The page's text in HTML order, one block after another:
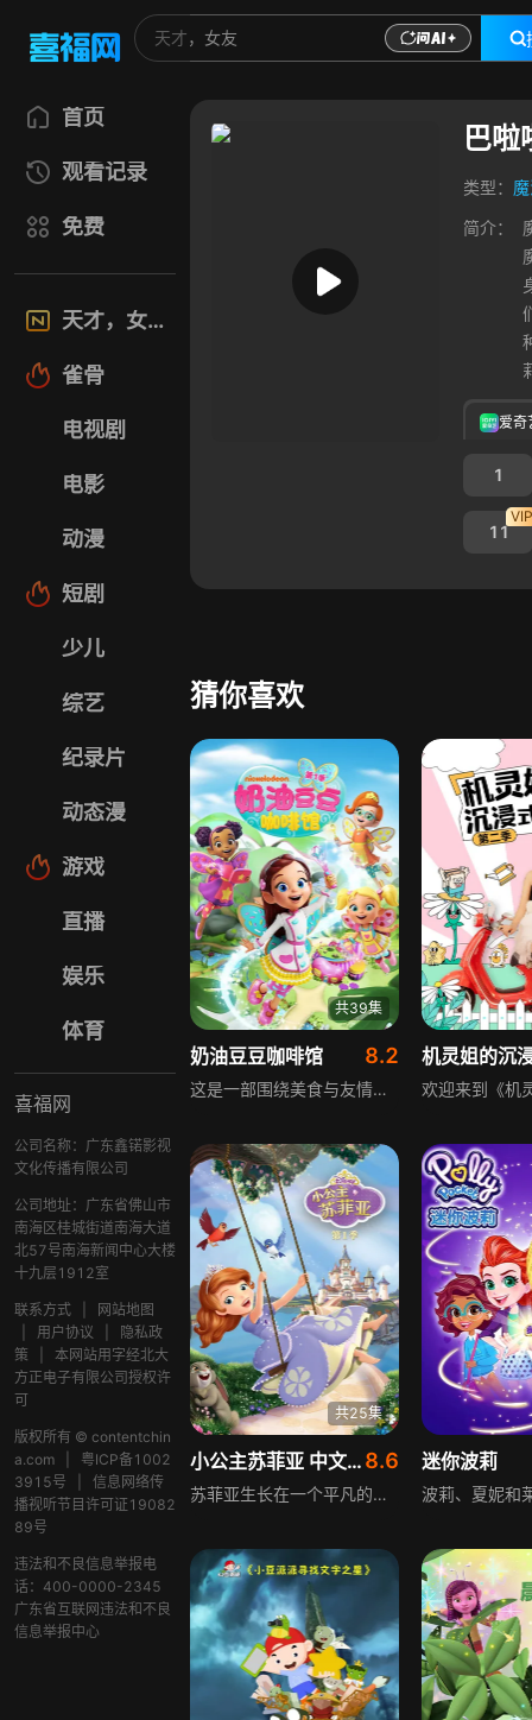
首页
观看记录
免费
天才，女友
雀骨
电视剧
电影
动漫
短剧
少儿
综艺
纪录片
动态漫
游戏
直播
娱乐
体育
喜福网
公司名称：广东鑫锘影视
文化传播有限公司
公司地址：广东省佛山市
南海区桂城街道南海大道
北57号南海新闻中心大楼
十九层1912室
联系方式
网站地图
用户协议
隐私政
策
本网站用字经北大
方正电子有限公司授权许
可
版权所有 © contentchin
a.com
粤ICP备1002
3915号
信息网络传
播视听节目许可证19082
89号
违法和不良信息举报电
话：400-0000-2345
广东省互联网违法和不良
信息举报中心
巴啦
类型：
简介：
爱奇
1
11
VIP
猜你喜欢
共39集
奶油豆豆咖啡馆 8.2
这是一部围绕美食与友情展开的儿童动画。主角奶油豆豆和她的仙子朋友们，在专属的奶油豆豆咖啡馆里，一边动手制作各类美食，一边发生着充满奇幻色彩的故事。剧情里，她们会遇到不同的挑战，过程中始终传递着友情的温暖，也强调团队合作的重要性，让小朋友在看动画的同时，感受美食的乐趣与伙伴协作的力量。
共25集
小公主苏菲亚 中文版 8.6
苏菲亚生长在一个平凡的家庭，直到她的母亲嫁给国王之后，苏菲亚就成为了皇室的一员。在蓝天仙子、翡翠仙子和花拉仙子的帮助下，苏菲亚必须参加皇家预备学校，学习如何成为一个真正的公主。而从皇家预备校的课程中，小公主苏菲亚渐渐了解，要成为一位真正的公主必须具备：诚实、忠诚、同情心以及优雅的特质。
迷你波莉